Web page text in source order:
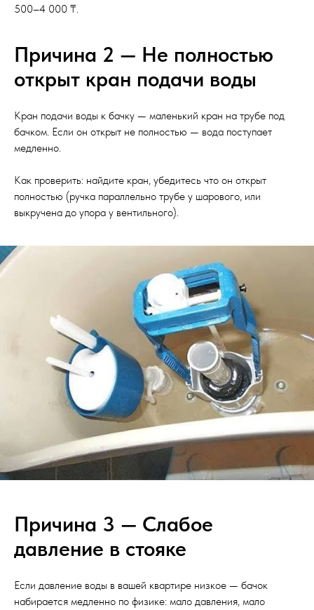
500–4 000 ₸.
Причина 2 — Не полностью
открыт кран подачи воды
Кран подачи воды к бачку — маленький кран на трубе под
бачком. Если он открыт не полностью — вода поступает
медленно.
Как проверить: найдите кран, убедитесь что он открыт
полностью (ручка параллельно трубе у шарового, или
выкручена до упора у вентильного).
Причина 3 — Слабое
давление в стояке
Если давление воды в вашей квартире низкое — бачок
набирается медленно по физике: мало давления, мало